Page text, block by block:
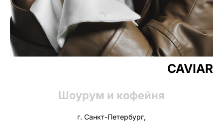
CAVIAR
Шоурум и кофейня
г. Санкт-Петербург,